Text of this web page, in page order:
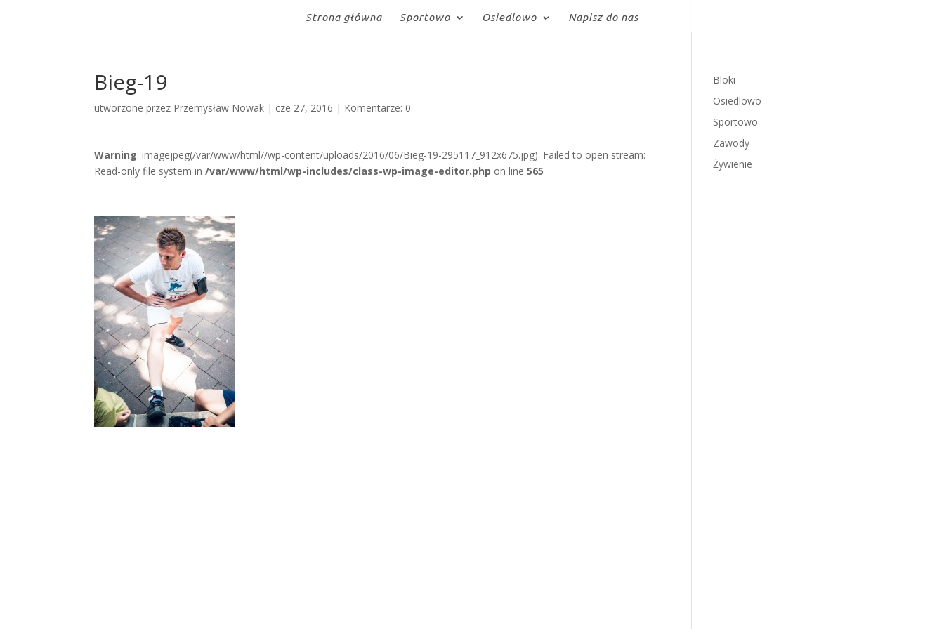
Strona główna Sportowo Osiedlowo Napisz do nas
Bieg-19
utworzone przez Przemysław Nowak | cze 27, 2016 | Komentarze: 0
Warning: imagejpeg(/var/www/html//wp-content/uploads/2016/06/Bieg-19-295117_912x675.jpg): Failed to open stream:
Read-only file system in/var/www/html/wp-includes/class-wp-image-editor.php on line565
Bloki
Osiedlowo
Sportowo
Zawody
Żywienie